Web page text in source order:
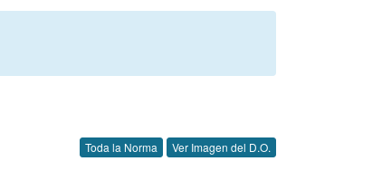
Toda la Norma Ver Imagen del D.O.